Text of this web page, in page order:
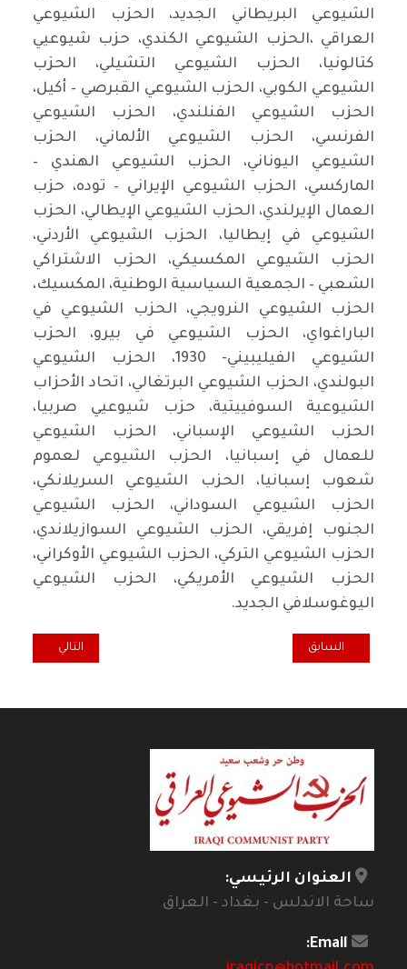
الشيوعي البريطاني الجديد، الحزب الشيوعي
العراقي ،الحزب الشيوعي الكندي، حزب شيوعيي
كتالونيا، الحزب الشيوعي التشيلي، الحزب
الشيوعي الكوبي، الحزب الشيوعي القبرصي – أكيل،
الحزب الشيوعي الفنلندي، الحزب الشيوعي
الفرنسي، الحزب الشيوعي الألماني، الحزب
الشيوعي اليوناني، الحزب الشيوعي الهندي –
الماركسي، الحزب الشيوعي الإيراني – توده، حزب
العمال الإيرلندي، الحزب الشيوعي الإيطالي، الحزب
الشيوعي في إيطاليا، الحزب الشيوعي الأردني،
الحزب الشيوعي المكسيكي، الحزب الاشتراكي
الشعبي – الجمعية السياسية الوطنية، المكسيك،
الحزب الشيوعي النرويجي، الحزب الشيوعي في
الباراغواي، الحزب الشيوعي في بيرو، الحزب
الشيوعي الفيليبيني- 1930، الحزب الشيوعي
البولندي، الحزب الشيوعي البرتغالي، اتحاد الأحزاب
الشيوعية السوفييتية، حزب شيوعيي صربيا،
الحزب الشيوعي الإسباني، الحزب الشيوعي
للعمال في إسبانيا، الحزب الشيوعي لعموم
شعوب إسبانيا، الحزب الشيوعي السريلانكي،
الحزب الشيوعي السوداني، الحزب الشيوعي
الجنوب إفريقي، الحزب الشيوعي السوازيلاندي،
الحزب الشيوعي التركي، الحزب الشيوعي الأوكراني،
الحزب الشيوعي الأمريكي، الحزب الشيوعي
اليوغوسلافي الجديد.
المقال السابق: هل يخسر ترامب انتخابات الرئاسة المقبلة؟*
السابق المقال التالي:
التالي
العنوان الرئيسي:
ساحة الاندلس - بغداد - العراق
Email: